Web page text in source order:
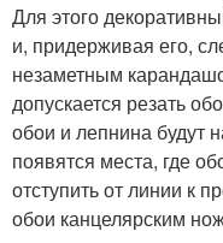
Для этого
и, придерживая его,
незаметным
допускается резать
обои и лепнина будут
появятся места, где
отступить от линии к
обои канцелярским